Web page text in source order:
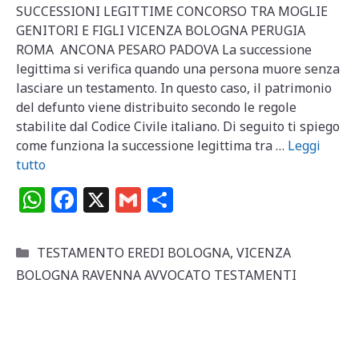
SUCCESSIONI LEGITTIME CONCORSO TRA MOGLIE
GENITORI E FIGLI VICENZA BOLOGNA PERUGIA
ROMA ANCONA PESARO PADOVA La successione
legittima si verifica quando una persona muore senza
lasciare un testamento. In questo caso, il patrimonio
del defunto viene distribuito secondo le regole
stabilite dal Codice Civile italiano. Di seguito ti spiego
come funziona la successione legittima tra … Leggi
tutto
W
at
s
F
c
e
X G
ai
l
n
di
Categorie
TESTAMENTO EREDI BOLOGNA, VICENZA
BOLOGNA RAVENNA AVVOCATO TESTAMENTI